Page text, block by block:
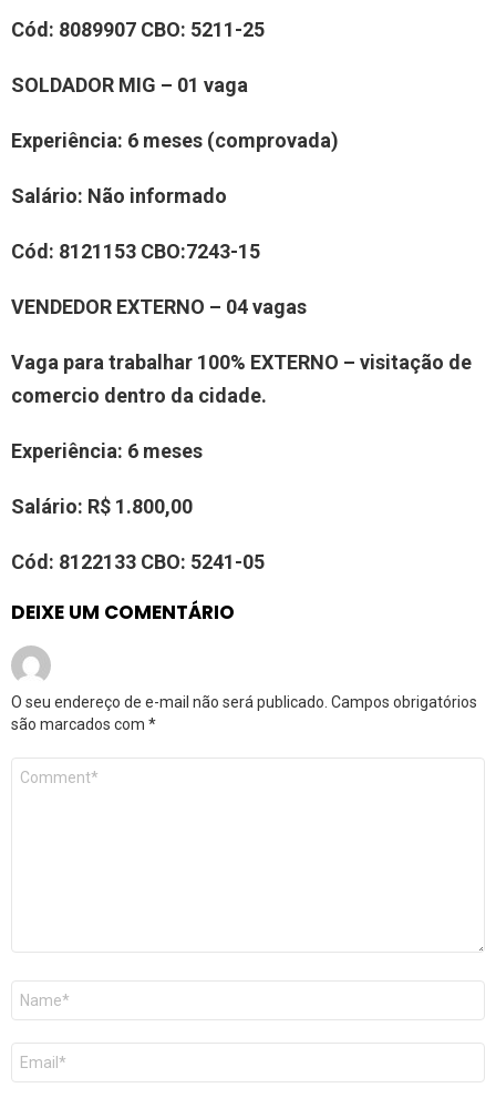
Cód: 8089907 CBO: 5211-25
SOLDADOR MIG – 01 vaga
Experiência: 6 meses (comprovada)
Salário: Não informado
Cód: 8121153 CBO:7243-15
VENDEDOR EXTERNO – 04vagas
Vaga para trabalhar 100% EXTERNO – visitação de
comercio dentro da cidade.
Experiência: 6 meses
Salário: R$ 1.800,00
Cód: 8122133 CBO: 5241-05
DEIXE UM COMENTÁRIO
O seu endereço de e-mail não será publicado. Campos obrigatórios
são marcados com *
Comentário
Nome
E-
mail
*